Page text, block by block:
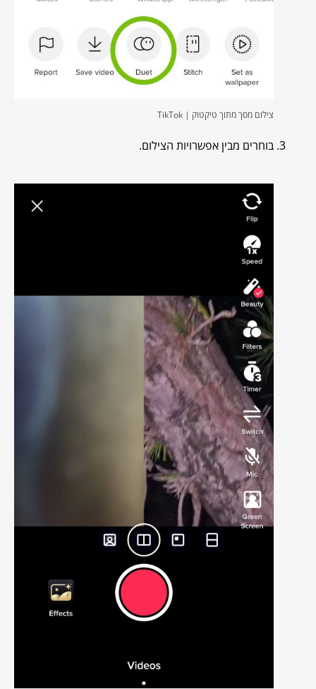
צילום מסך מתוך טיקטוק | TikTok
בוחרים מבין אפשרויות הצילום.